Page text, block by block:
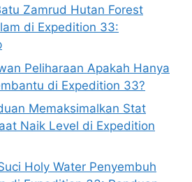
Zamrud Hutan Forest
di Expedition 33:
Peliharaan Apakah Hanya
di Expedition 33?
Memaksimalkan Stat
Naik Level di Expedition
Holy Water Penyembuh